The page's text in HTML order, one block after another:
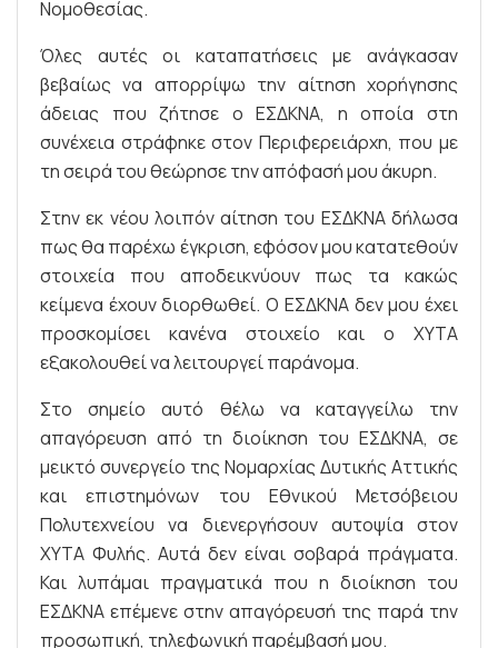
Νομοθεσίας.
Όλες αυτές οι καταπατήσεις με ανάγκασαν
βεβαίως να απορρίψω την αίτηση χορήγησης
άδειας που ζήτησε ο ΕΣΔΚΝΑ, η οποία στη
συνέχεια στράφηκε στον Περιφερειάρχη, που με
τη σειρά του θεώρησε την απόφασή μου άκυρη.
Στην εκ νέου λοιπόν αίτηση του ΕΣΔΚΝΑ δήλωσα
πως θα παρέχω έγκριση, εφόσον μου κατατεθούν
στοιχεία που αποδεικνύουν πως τα κακώς
κείμενα έχουν διορθωθεί. Ο ΕΣΔΚΝΑ δεν μου έχει
προσκομίσει κανένα στοιχείο και ο ΧΥΤΑ
εξακολουθεί να λειτουργεί παράνομα.
Στο σημείο αυτό θέλω να καταγγείλω την
απαγόρευση από τη διοίκηση του ΕΣΔΚΝΑ, σε
μεικτό συνεργείο της Νομαρχίας Δυτικής Αττικής
και επιστημόνων του Εθνικού Μετσόβειου
Πολυτεχνείου να διενεργήσουν αυτοψία στον
ΧΥΤΑ Φυλής. Αυτά δεν είναι σοβαρά πράγματα.
Και λυπάμαι πραγματικά που η διοίκηση του
ΕΣΔΚΝΑ επέμενε στην απαγόρευσή της παρά την
προσωπική, τηλεφωνική παρέμβασή μου.